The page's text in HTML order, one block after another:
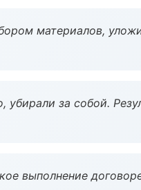
материалов,
за собой.
выполнение